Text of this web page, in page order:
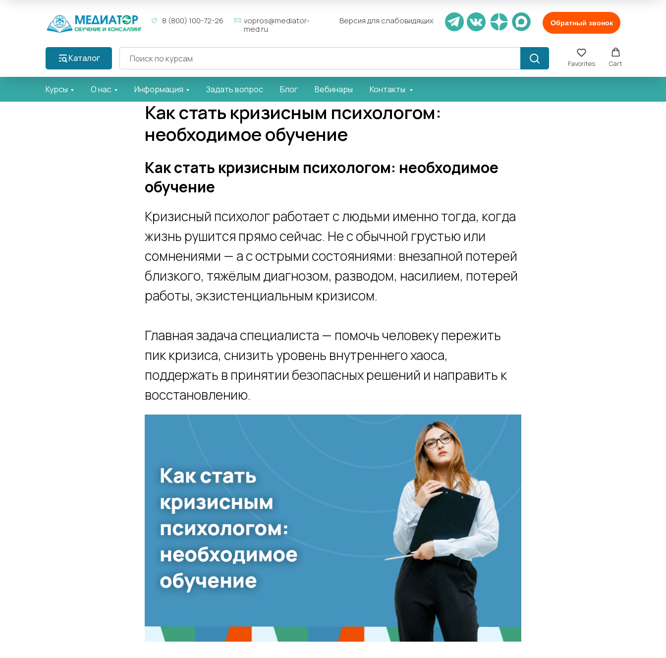
Версия для слабовидящих Обратный звонок
8 (800) 100-72-26
vopros@mediator-
med.ru
Каталог Favorites Cart
Курсы О нас Информация Задать вопрос Блог Вебинары Контакты
Как стать кризисным психологом:
необходимое обучение
Как стать кризисным психологом: необходимое
обучение
Кризисный психолог работает с людьми именно тогда, когда
жизнь рушится прямо сейчас. Не с обычной грустью или
сомнениями — а с острыми состояниями: внезапной потерей
близкого, тяжёлым диагнозом, разводом, насилием, потерей
работы, экзистенциальным кризисом.
Главная задача специалиста — помочь человеку пережить
пик кризиса, снизить уровень внутреннего хаоса,
поддержать в принятии безопасных решений и направить к
восстановлению.